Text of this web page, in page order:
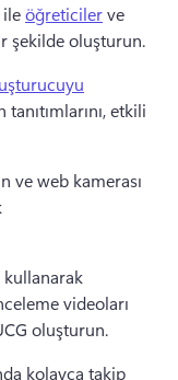
ile öğreticiler ve
şekilde oluşturun.
etkili
ve web kamerası
kullanarak
videoları
oluşturun.
kolayca takip